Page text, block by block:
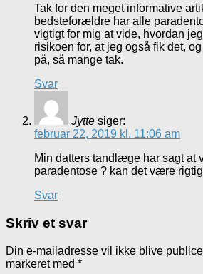
Tak for den meget informative
bedsteforældre har alle
vigtigt for mig at vide, hvordan
risikoen for, at jeg også fik det,
på, så mange tak.
Svar
Jytte siger:
februar 22, 2019 kl. 11:06 am
Min datters tandlæge har sagt at
paradentose ? kan det være
Svar
Skriv et svar
Din e-mailadresse vil ikke blive
markeret med *